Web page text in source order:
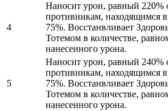
4
Наносит урон, равный 220%
противникам, находящимся
75%. Восстанвливает
Тотемом в количестве,
нанесенного урона.
5
Наносит урон, равный 240%
противникам, находящимся
75%. Восстанвливает
Тотемом в количестве,
нанесенного урона.